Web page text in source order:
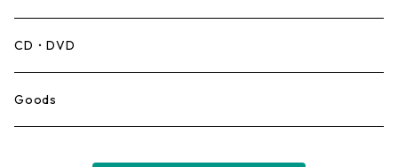
Mento,Calypso,Ballad
Ska
CD・DVD
Goods